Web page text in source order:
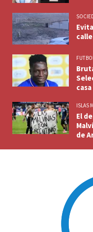
casa
ISLAS
El
de